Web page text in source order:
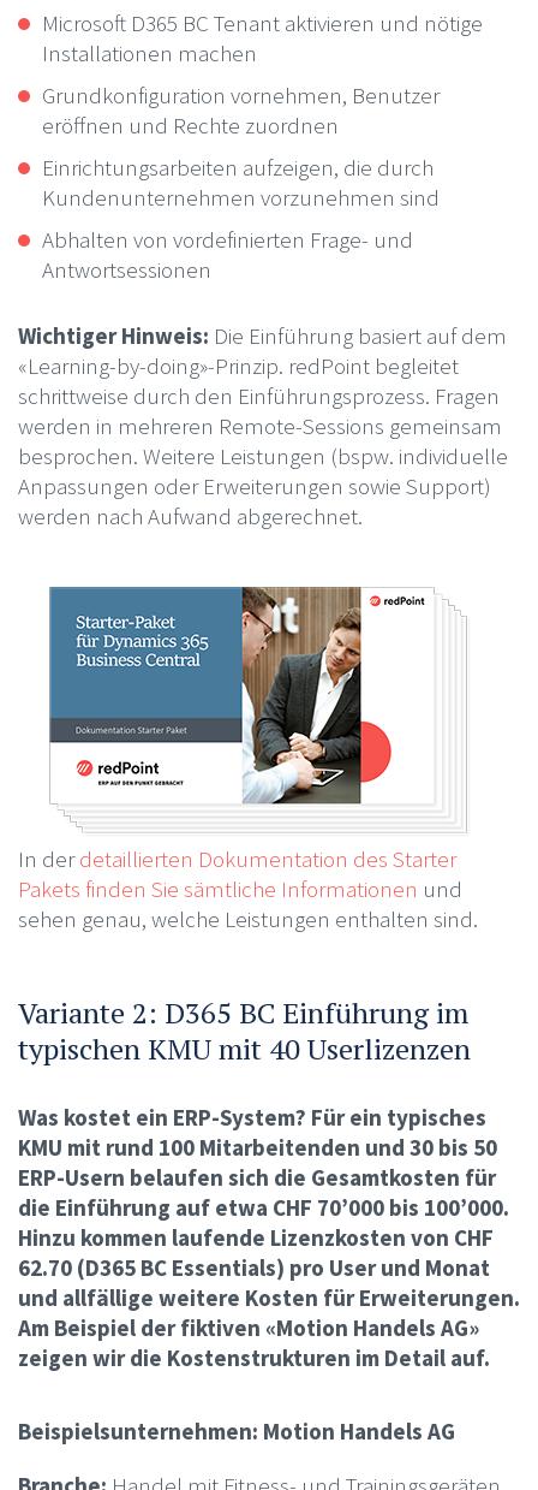
Microsoft D365 BC Tenant aktivieren und nötige
Installationen machen
Grundkonfiguration vornehmen, Benutzer
eröffnen und Rechte zuordnen
Einrichtungsarbeiten aufzeigen, die durch
Kundenunternehmen vorzunehmen sind
Abhalten von vordefinierten Frage- und
Antwortsessionen
Wichtiger Hinweis: Die Einführung basiert auf dem
«Learning-by-doing»-Prinzip. redPoint begleitet
schrittweise durch den Einführungsprozess. Fragen
werden in mehreren Remote-Sessions gemeinsam
besprochen. Weitere Leistungen (bspw. individuelle
Anpassungen oder Erweiterungen sowie Support)
werden nach Aufwand abgerechnet.
In derdetaillierten Dokumentation des Starter
Pakets finden Sie sämtliche Informationen und
sehen genau, welche Leistungen enthalten sind.
Variante 2: D365 BC Einführung im
typischen KMU mit 40 Userlizenzen
Was kostet ein ERP-System? Für ein typisches
KMU mit rund 100 Mitarbeitenden und 30 bis 50
ERP-Usern belaufen sich die Gesamtkosten für
die Einführung auf etwa CHF 70’000 bis 100’000.
Hinzu kommen laufende Lizenzkosten von CHF
62.70 (D365 BC Essentials) pro User und Monat
und allfällige weitere Kosten für Erweiterungen.
Am Beispiel der fiktiven «Motion Handels AG»
zeigen wir die Kostenstrukturen im Detail auf.
Beispielsunternehmen: Motion Handels AG